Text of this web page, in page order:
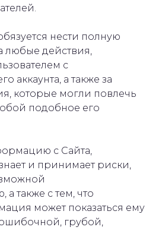
нести полную
любые действия,
с
аккаунта, а также за
которые могли повлечь
подобное его
с Сайта,
и принимает риски,
а также с тем, что
может показаться ему
грубой,